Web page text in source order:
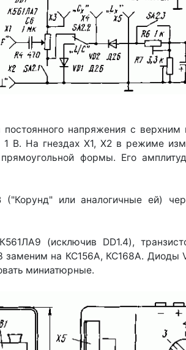
напряжения с
В. На гнездах Х1, Х2 в режиме
формы. Его
или аналогичные ей)
(исключив DD1.4),
заменим на КС156А, КС168А. Диоды
миниатюрные.